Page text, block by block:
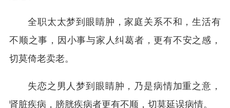
全职太太梦到眼睛肿，家庭关系不和，生活有
不顺之事，因小事与家人纠葛者，更有不安之感，
切莫倚老卖老。
失恋之男人梦到眼睛肿，乃是病情加重之意，
肾脏疾病，膀胱疾病者更有不顺，切莫延误病情。